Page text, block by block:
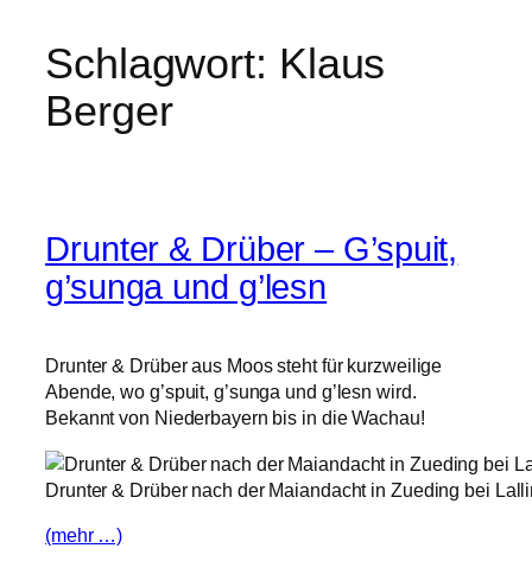
Schlagwort: Klaus
Berger
Drunter & Drüber – G’spuit,
g’sunga und g’lesn
Drunter & Drüber aus Moos steht für kurzweilige
Abende, wo g’spuit, g’sunga und g’lesn wird.
Bekannt von Niederbayern bis in die Wachau!
Drunter & Drüber nach der Maiandacht in Zueding bei
(mehr …)